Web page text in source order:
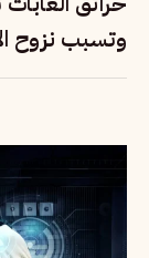
وتسبب نزوح